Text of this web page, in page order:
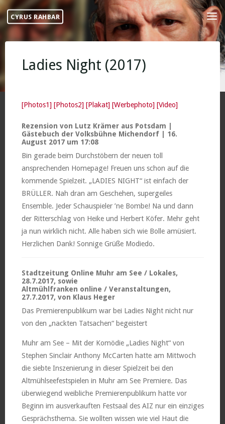
Skip
content
CYRUS RAHBAR
Ladies Night (2017)
[Photos1] [Photos2] [Plakat] [Werbephoto] [Video]
Rezension von Lutz Krämer aus Potsdam |
Gästebuch der Volksbühne Michendorf | 16.
August 2017 um 17:08
Bin gerade beim Durchstöbern der neuen toll
ansprechenden Homepage! Freuen uns schon auf die
kommende Spielzeit. „LADIES NIGHT“ ist einfach der
BRÜLLER. Nah dran am Geschehen, supergeiles
Ensemble. Jeder Schauspieler ’ne Bombe! Na und dann
der Ritterschlag von Heike und Herbert Köfer. Mehr geht
ja nun wirklich nicht. Alle haben sich wie Bolle amüsiert.
Herzlichen Dank! Sonnige Grüße Modiedo.
Stadtzeitung Online Muhr am See / Lokales,
28.7.2017, sowie
Altmühlfranken online / Veranstaltungen,
27.7.2017, von Klaus Heger
Das Premierenpublikum war bei Ladies Night nicht nur
von den „nackten Tatsachen“ begeistert
Muhr am See – Mit der Komödie „Ladies Night“ von
Stephen Sinclair Anthony McCarten hatte am Mittwoch
die siebte Inszenierung in dieser Spielzeit bei den
Altmühlseefestspielen in Muhr am See Premiere. Das
überwiegend weibliche Premierenpublikum hatte vor
Beginn im ausverkauften Festsaal des AIZ nur ein einziges
Gesprächsthema. Sie wollten wissen wie viel Haut die